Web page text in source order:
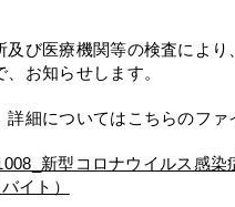
び医療機関等の検査により
、お知らせします。
細についてはこちらのファ
新型コロナウイルス感
イト）